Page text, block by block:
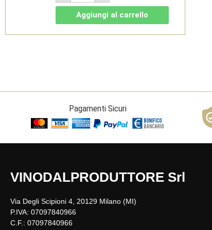
Colonne
Rosso
Bolgheri
DOC
Bio
Aggiungi al carrello
Pagamenti Sicuri
VINODALPRODUTTORE Srl
Via Degli Scipioni 4, 20129 Milano (MI)
P.IVA: 07097840966
C.F.: 07097840966